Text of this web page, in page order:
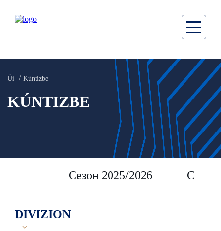
Üi Kúntizbe
KÚNTIZBE
Сезон 2025/2026 Сезон
DIVIZION